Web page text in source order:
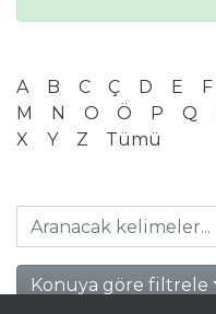
A B C Ç D E F
M
N O Ö P Q
X
Y Z Tümü
Konuya göre filtrele